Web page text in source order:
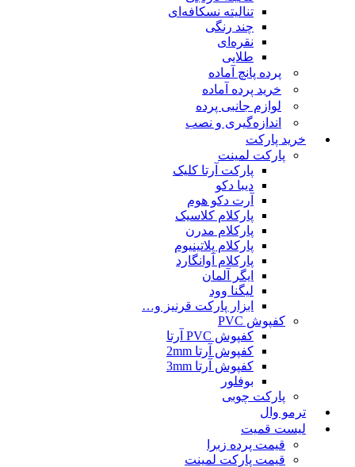
تنالیته نسکافه‌ای
چند رنگی
نقره‌ای
طلایی
پرده پانچ آماده
خرید پرده آماده
لوازم جانبی پرده
اندازه‌گیری و نصب
خرید پارکت
پارکت لمینت
پارکت آرتا کلیک
دیبا دکو
آرت دکو هوم
پارکلام کلاسیک
پارکلام مدرن
پارکلام پلاتینیوم
پارکلام آوانگارد
ایگر آلمان
لیگنا وود
ابزار پارکت قرنیز و…
کفپوش PVC
کفپوش PVC آرتا
کفپوش آرتا 2mm
کفپوش آرتا 3mm
بوفلور
پارکت چوبی
ترمو وال
لیست قمیت
قیمت پرده زبرا
قیمت پارکت لمینت